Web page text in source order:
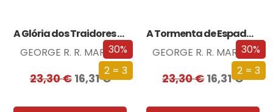
30%
2 = 3
A Glória dos Traidores (Edição especial limitada)
GEORGE R. R. MARTIN
23,30€ 16,31€
30%
2 = 3
A Tormenta de Espadas (Edição especial limitada)
GEORGE R. R. MARTIN
23,30€16,31€